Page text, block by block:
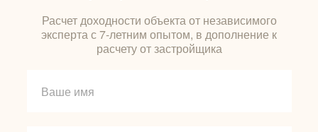
Расчет доходности объекта от независимого
эксперта с 7-летним опытом, в дополнение к
расчету от застройщика